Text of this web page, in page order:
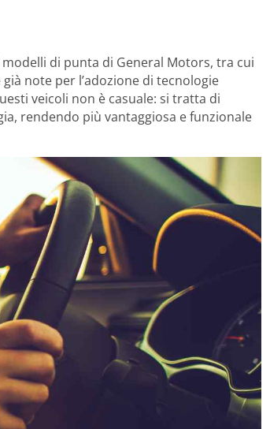
di punta di General Motors, tra cui
note per l’adozione di tecnologie
veicoli non è casuale: si tratta di
rendendo più vantaggiosa e funzionale